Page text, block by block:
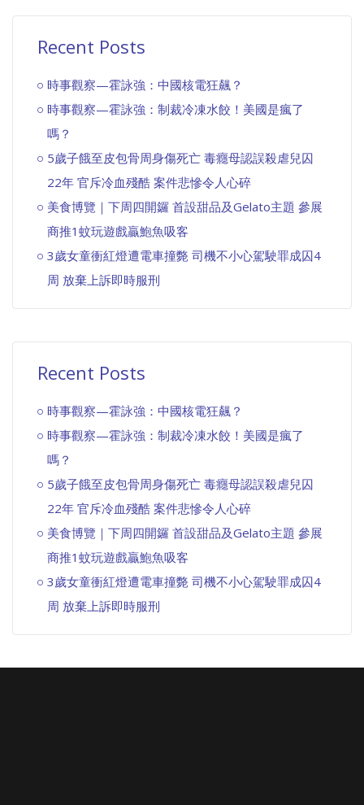
Recent Posts
時事觀察—霍詠強：中國核電狂飆？
時事觀察—霍詠強：制裁冷凍水餃！美國是瘋了
嗎？
5歲子餓至皮包骨周身傷死亡 毒癮母認誤殺虐兒囚
22年 官斥冷血殘酷 案件悲慘令人心碎
美食博覽｜下周四開鑼 首設甜品及Gelato主題 參展
商推1蚊玩遊戲贏鮑魚吸客
3歲女童衝紅燈遭電車撞斃 司機不小心駕駛罪成囚4
周 放棄上訴即時服刑
Recent Posts
時事觀察—霍詠強：中國核電狂飆？
時事觀察—霍詠強：制裁冷凍水餃！美國是瘋了
嗎？
5歲子餓至皮包骨周身傷死亡 毒癮母認誤殺虐兒囚
22年 官斥冷血殘酷 案件悲慘令人心碎
美食博覽｜下周四開鑼 首設甜品及Gelato主題 參展
商推1蚊玩遊戲贏鮑魚吸客
3歲女童衝紅燈遭電車撞斃 司機不小心駕駛罪成囚4
周 放棄上訴即時服刑